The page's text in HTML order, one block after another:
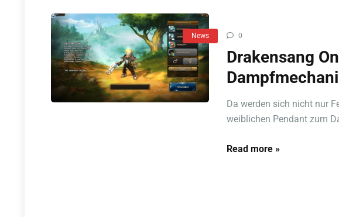
News 0
Drakensang
Da werden sich nicht nur
weiblichen Pendant zum
Read more »